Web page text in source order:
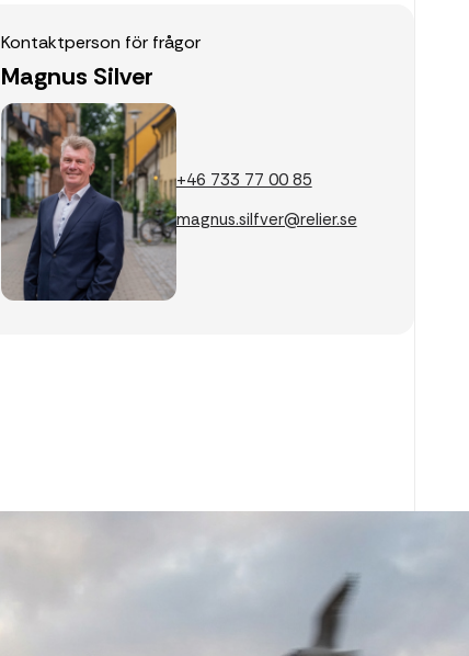
Kontaktperson för frågor
Magnus Silver
+46 733 77 00 85
magnus.silfver@relier.se